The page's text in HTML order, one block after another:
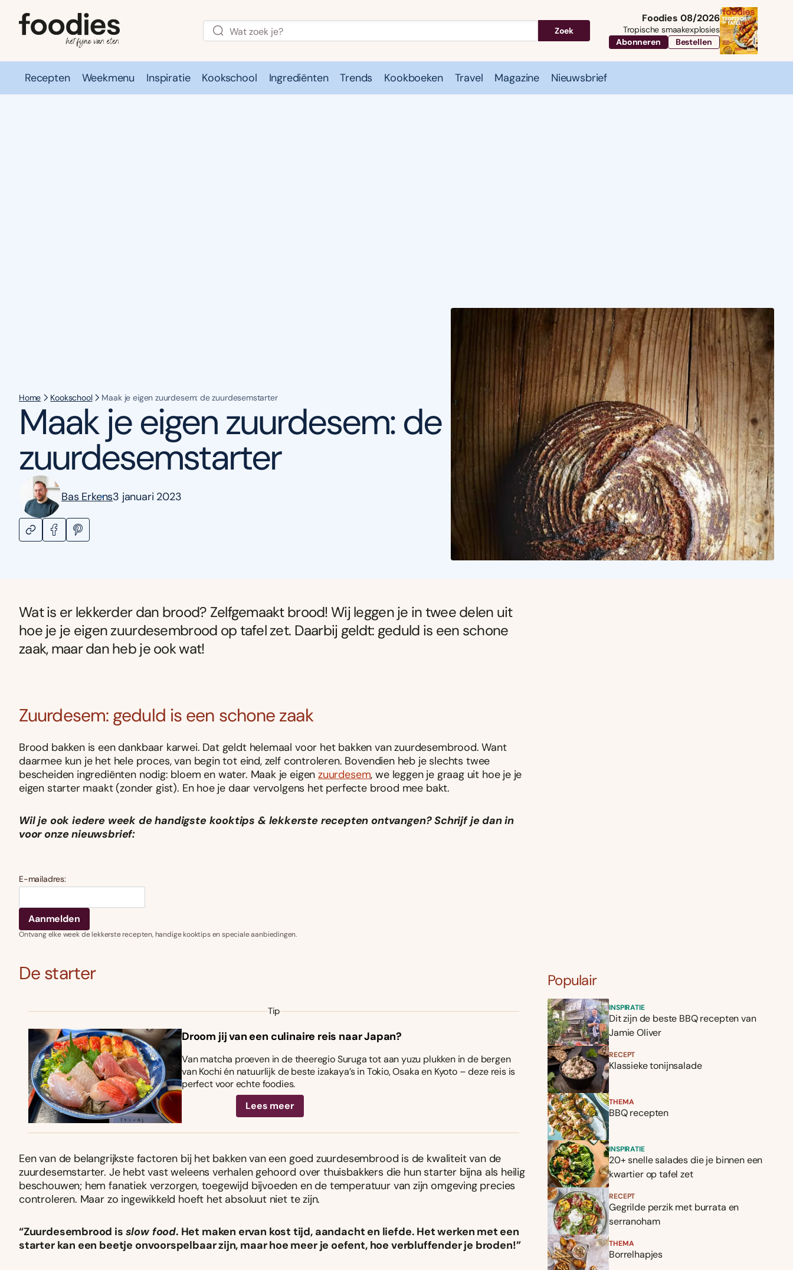
Zoek
Foodies 08/2026
Tropische smaakexplosies
Abonneren
Bestellen
Recepten Weekmenu Inspiratie Kookschool Ingrediënten Trends Kookboeken Travel Magazine Nieuwsbrief
Home Kookschool Maak je eigen zuurdesem: de zuurdesemstarter
Maak je eigen zuurdesem: de
zuurdesemstarter
Bas Erkens3 januari 2023
Wat is er lekkerder dan brood? Zelfgemaakt brood! Wij leggen je in twee delen uit
hoe je je eigen zuurdesembrood op tafel zet. Daarbij geldt: geduld is een schone
zaak, maar dan heb je ook wat!
Zuurdesem: geduld is een schone zaak
Brood bakken is een dankbaar karwei. Dat geldt helemaal voor het bakken van zuurdesembrood. Want
daarmee kun je het hele proces, van begin tot eind, zelf controleren. Bovendien heb je slechts twee
bescheiden ingrediënten nodig: bloem en water. Maak je eigenzuurdesem, we leggen je graag uit hoe je je
eigen starter maakt (zonder gist). En hoe je daar vervolgens het perfecte brood mee bakt.
Wil je ook iedere week de handigste kooktips & lekkerste recepten ontvangen? Schrijf je dan in
voor onze nieuwsbrief:
E-mailadres:
Ontvang elke week de lekkerste recepten, handige kooktips en speciale aanbiedingen.
De starter
Tip
Droom jij van een culinaire reis naar Japan?
Van matcha proeven in de theeregio Suruga tot aan yuzu plukken in de bergen
van Kochi én natuurlijk de beste izakaya’s in Tokio, Osaka en Kyoto – deze reis is
perfect voor echte foodies.
Lees meer
Een van de belangrijkste factoren bij het bakken van een goed zuurdesembrood is de kwaliteit van de
zuurdesemstarter. Je hebt vast weleens verhalen gehoord over thuisbakkers die hun starter bijna als heilig
beschouwen; hem fanatiek verzorgen, toegewijd bijvoeden en de temperatuur van zijn omgeving precies
controleren. Maar zo ingewikkeld hoeft het absoluut niet te zijn.
“Zuurdesembrood is slow food. Het maken ervan kost tijd, aandacht en liefde. Het werken met een
starter kan een beetje onvoorspelbaar zijn, maar hoe meer je oefent, hoe verbluffender je broden!”
Populair
INSPIRATIE
Dit zijn de beste BBQ recepten van
Jamie Oliver
RECEPT
Klassieke tonijnsalade
THEMA
BBQ recepten
INSPIRATIE
20+ snelle salades die je binnen een
kwartier op tafel zet
RECEPT
Gegrilde perzik met burrata en
serranoham
THEMA
Borrelhapjes